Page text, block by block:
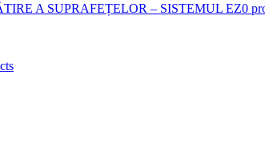
A SUPRAFEȚELOR – SISTEMUL EZ0